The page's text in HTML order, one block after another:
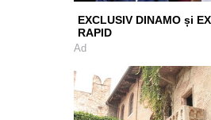
EXCLUSIV DINAMO și
RAPID
Ad